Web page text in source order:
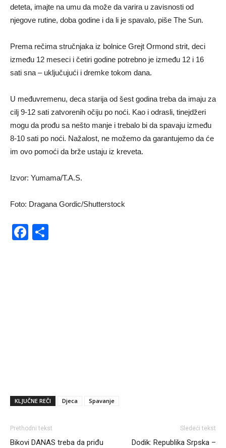
deteta, imajte na umu da može da varira u zavisnosti od
njegove rutine, doba godine i da li je spavalo, piše The Sun.
Prema rečima stručnjaka iz bolnice Grejt Ormond strit, deci
između 12 meseci i četiri godine potrebno je između 12 i 16
sati sna – uključujući i dremke tokom dana.
U međuvremenu, deca starija od šest godina treba da imaju za
cilj 9-12 sati zatvorenih očiju po noći. Kao i odrasli, tinejdžeri
mogu da prođu sa nešto manje i trebalo bi da spavaju između
8-10 sati po noći. Nažalost, ne možemo da garantujemo da će
im ovo pomoći da brže ustaju iz kreveta.
Izvor: Yumama/T.A.S.
Foto: Dragana Gordic/Shutterstock
Facebook
KLJUČNE REČI Djeca Spavanje
Prethodni tekst
Bikovi DANAS treba da priđu
Sledeći tekst
Dodik: Republika Srpska –